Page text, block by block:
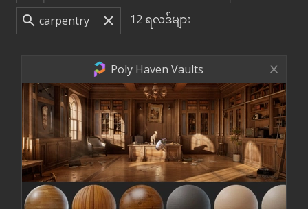
12 ရလဒ်များ
Poly Haven Vaults